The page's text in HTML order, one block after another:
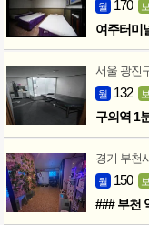
월 170 보
여주터미
서울 광진
월 132 보
구의역 1
경기 부천시
월 150 보